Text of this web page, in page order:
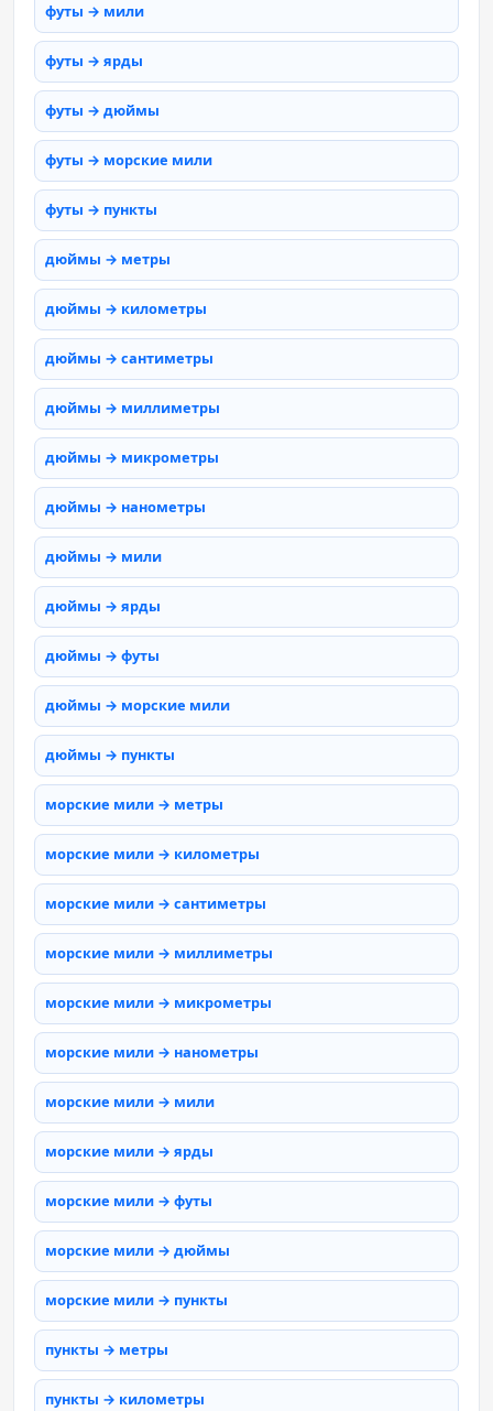
футы → мили
футы → ярды
футы → дюймы
футы → морские мили
футы → пункты
дюймы → метры
дюймы → километры
дюймы → сантиметры
дюймы → миллиметры
дюймы → микрометры
дюймы → нанометры
дюймы → мили
дюймы → ярды
дюймы → футы
дюймы → морские мили
дюймы → пункты
морские мили → метры
морские мили → километры
морские мили → сантиметры
морские мили → миллиметры
морские мили → микрометры
морские мили → нанометры
морские мили → мили
морские мили → ярды
морские мили → футы
морские мили → дюймы
морские мили → пункты
пункты → метры
пункты → километры